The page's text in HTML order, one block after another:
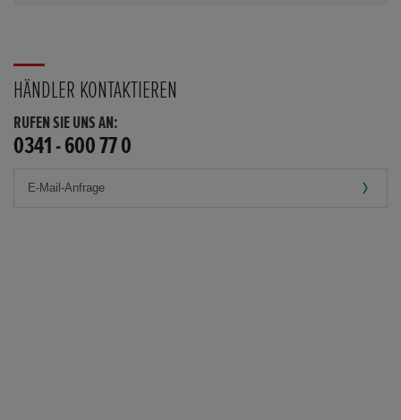
HÄNDLER KONTAKTIEREN
RUFEN SIE UNS AN:
0341 - 600 77 0